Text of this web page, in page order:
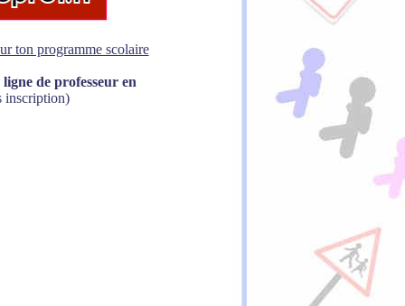
ton programme scolaire
de professeur en
inscription)